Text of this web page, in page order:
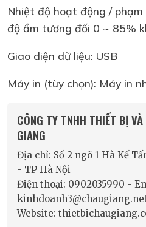
Nhiệt độ hoạt động /
độ ẩm tương đối 0 ~ 85%
Giao diện dữ liệu: USB
Máy in (tùy chọn): Máy in
CÔNG TY TNHH THIẾT BỊ
GIANG
Địa chỉ: Số 2 ngõ 1 Hà Kế
- TP Hà Nội
Điện thoại: 0902035990 -
Website: